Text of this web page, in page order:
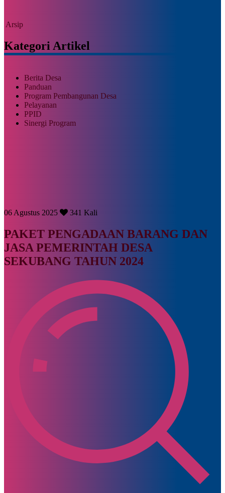
Arsip
Kategori Artikel
Berita Desa
Panduan
Program Pembangunan Desa
Pelayanan
PPID
Sinergi Program
06 Agustus 2025 341 Kali
PAKET PENGADAAN BARANG DAN
JASA PEMERINTAH DESA
SEKUBANG TAHUN 2024